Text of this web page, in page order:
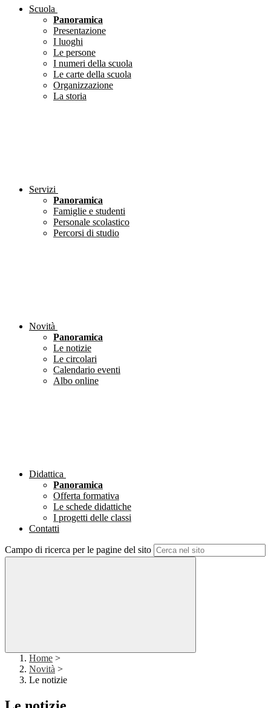
Scuola
Panoramica
Presentazione
I luoghi
Le persone
I numeri della scuola
Le carte della scuola
Organizzazione
La storia
Servizi
Panoramica
Famiglie e studenti
Personale scolastico
Percorsi di studio
Novità
Panoramica
Le notizie
Le circolari
Calendario eventi
Albo online
Didattica
Panoramica
Offerta formativa
Le schede didattiche
I progetti delle classi
Contatti
Campo di ricerca per le pagine del sito
Home >
Novità >
Le notizie